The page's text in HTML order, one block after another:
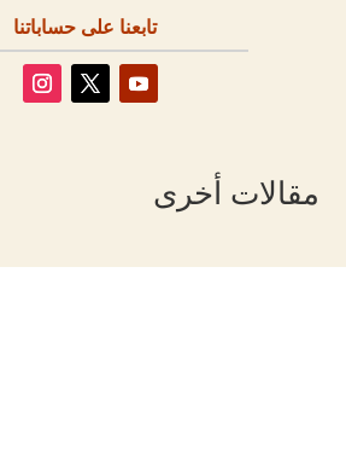
تابعنا على حساباتنا
مقالات أخرى